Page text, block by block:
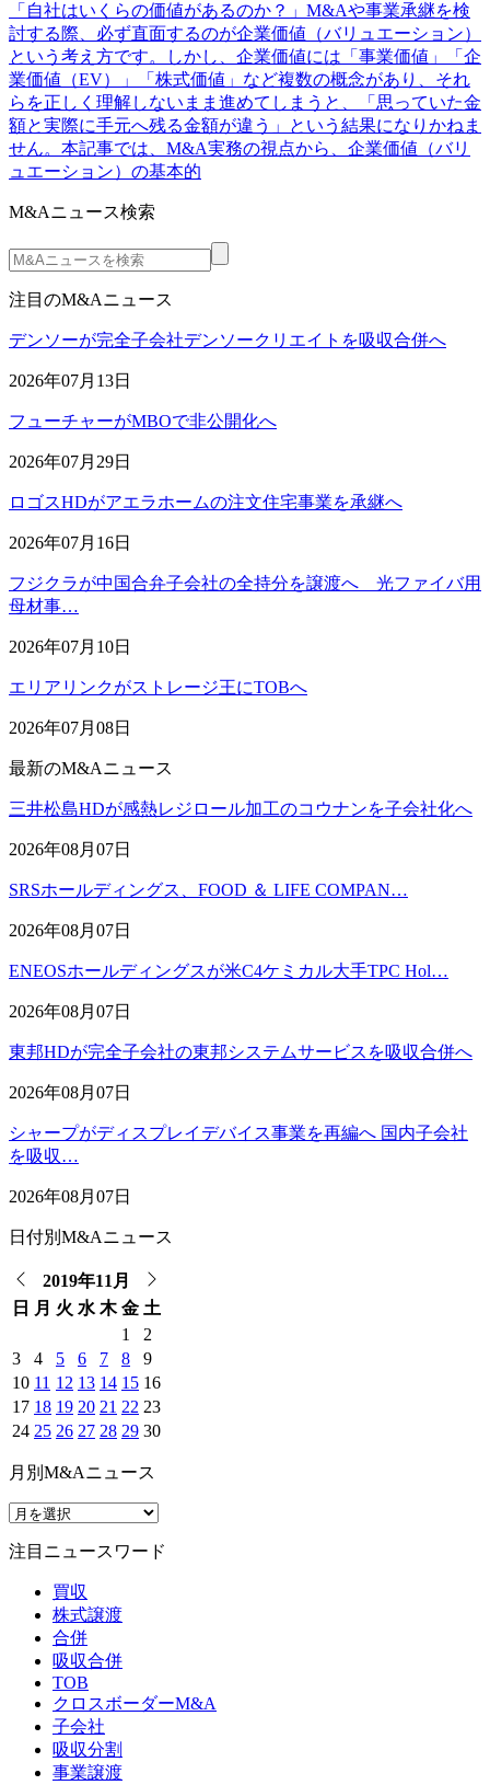
「自社はいくらの価値があるのか？」M&Aや事業承継を検
討する際、必ず直面するのが企業価値（バリュエーション）
という考え方です。しかし、企業価値には「事業価値」「企
業価値（EV）」「株式価値」など複数の概念があり、それ
らを正しく理解しないまま進めてしまうと、「思っていた金
額と実際に手元へ残る金額が違う」という結果になりかねま
せん。本記事では、M&A実務の視点から、企業価値（バリ
ュエーション）の基本的
M&Aニュース検索
注目のM&Aニュース
デンソーが完全子会社デンソークリエイトを吸収合併へ
2026年07月13日
フューチャーがMBOで非公開化へ
2026年07月29日
ロゴスHDがアエラホームの注文住宅事業を承継へ
2026年07月16日
フジクラが中国合弁子会社の全持分を譲渡へ 光ファイバ用
母材事…
2026年07月10日
エリアリンクがストレージ王にTOBへ
2026年07月08日
最新のM&Aニュース
三井松島HDが感熱レジロール加工のコウナンを子会社化へ
2026年08月07日
SRSホールディングス、FOOD ＆ LIFE COMPAN…
2026年08月07日
ENEOSホールディングスが米C4ケミカル大手TPC Hol…
2026年08月07日
東邦HDが完全子会社の東邦システムサービスを吸収合併へ
2026年08月07日
シャープがディスプレイデバイス事業を再編へ 国内子会社
を吸収…
2026年08月07日
日付別M&Aニュース
2019年11月
日
月 火 水 木 金 土
1
2
3
4 5 6 7 8
9
10 11 12 13 14 15 16
17 18 19 20 21 22 23
24 25 26 27 28 29 30
月別M&Aニュース
注目ニュースワード
買収
株式譲渡
合併
吸収合併
TOB
クロスボーダーM&A
子会社
吸収分割
事業譲渡